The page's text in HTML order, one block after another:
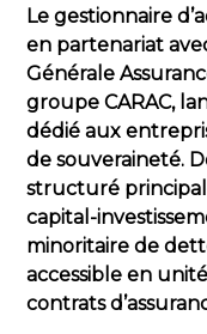
Le gestionnaire
en partenariat
Générale
groupe CARAC,
dédié aux
de souveraineté.
structuré
capital-
minoritaire de
accessible en
contrats